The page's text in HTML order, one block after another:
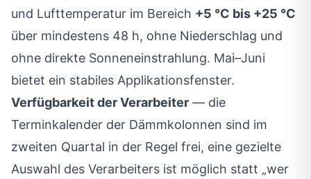
und Lufttemperatur im Bereich +5 °C bis +25 °C
über mindestens 48 h, ohne Niederschlag und
ohne direkte Sonneneinstrahlung. Mai–Juni
bietet ein stabiles Applikationsfenster.
Verfügbarkeit der Verarbeiter — die
Terminkalender der Dämmkolonnen sind im
zweiten Quartal in der Regel frei, eine gezielte
Auswahl des Verarbeiters ist möglich statt „wer